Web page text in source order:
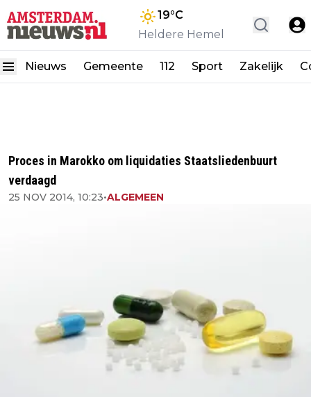
19°C
Heldere Hemel
Nieuws Gemeente 112 Sport Zakelijk
Proces in Marokko om liquidaties Staatsliedenbuurt
verdaagd
25 NOV 2014, 10:23•ALGEMEEN